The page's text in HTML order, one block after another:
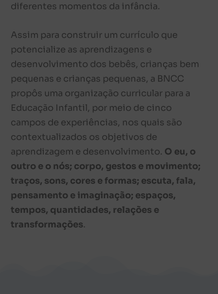
diferentes momentos da infância.
Assim para construir um currículo que
potencialize as aprendizagens e
desenvolvimento dos bebês, crianças bem
pequenas e crianças pequenas, a BNCC
propôs uma organização curricular para a
Educação Infantil, por meio de cinco
campos de experiências, nos quais são
contextualizados os objetivos de
aprendizagem e desenvolvimento. O eu, o
outro e o nós; corpo, gestos e movimento;
traços, sons, cores e formas; escuta, fala,
pensamento e imaginação; espaços,
tempos, quantidades, relações e
transformações.